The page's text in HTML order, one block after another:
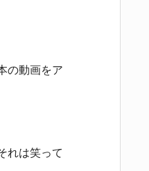
の動画をア
れは笑って